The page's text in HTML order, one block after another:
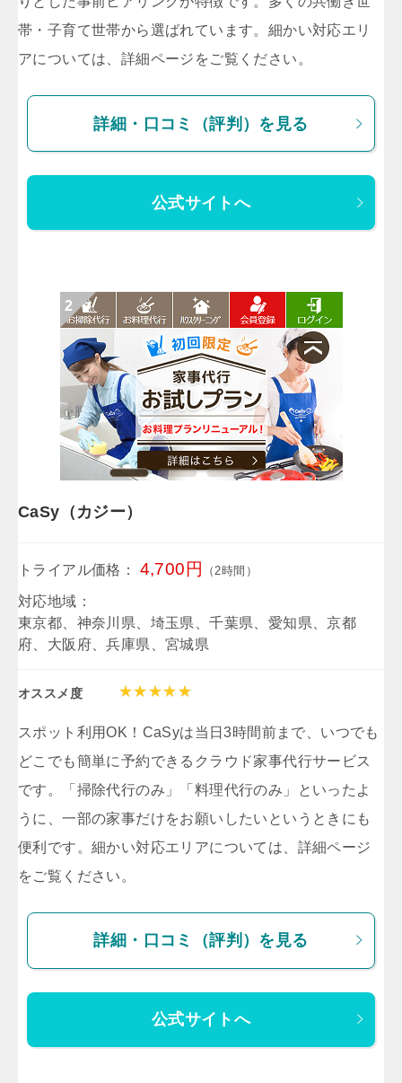
帯・子育て世帯から選ばれています。細かい対応エリ
アについては、詳細ページをご覧ください。
詳細・口コミ（評判）を見る
公式サイトへ
CaSy（カジー）
トライアル価格： 4,700円 （2時間）
対応地域：
東京都、神奈川県、埼玉県、千葉県、愛知県、京都
府、大阪府、兵庫県、宮城県
オススメ度
スポット利用OK！CaSyは当日3時間前まで、いつでも
どこでも簡単に予約できるクラウド家事代行サービス
です。「掃除代行のみ」「料理代行のみ」といったよ
うに、一部の家事だけをお願いしたいというときにも
便利です。細かい対応エリアについては、詳細ページ
をご覧ください。
詳細・口コミ（評判）を見る
公式サイトへ